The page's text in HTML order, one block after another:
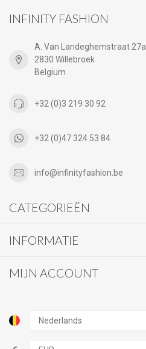
INFINITY FASHION
A. Van Landeghemstraat 27a
2830 Willebroek
Belgium
+32 (0)3 219 30 92
+32 (0)47 324 53 84
info@infinityfashion.be
CATEGORIEËN
INFORMATIE
MIJN ACCOUNT